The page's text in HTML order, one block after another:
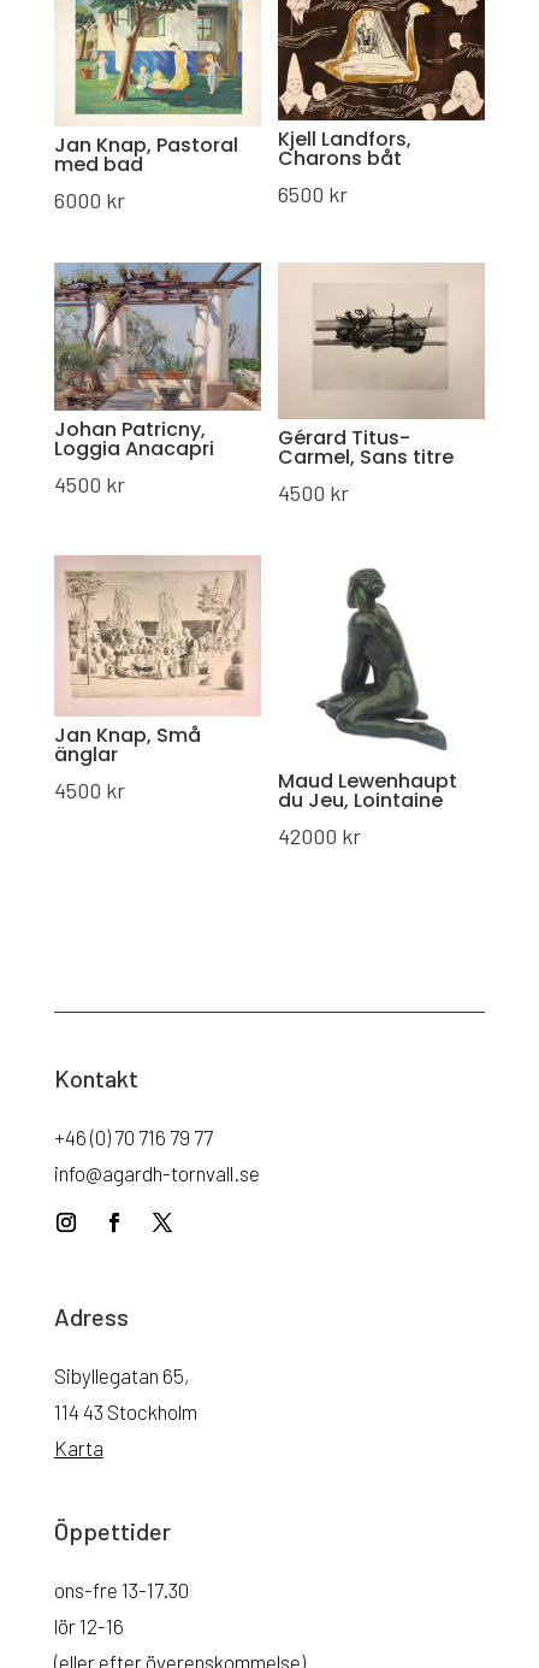
Jan Knap, Pastoral
med bad
6000 kr
Kjell Landfors,
Charons båt
6500 kr
Johan Patricny,
Loggia Anacapri
4500 kr
Gérard Titus-
Carmel, Sans titre
4500 kr
Jan Knap, Små
änglar
4500 kr Maud Lewenhaupt
du Jeu, Lointaine
42000 kr
Kontakt
+46 (0) 70 716 79 77
info@agardh-tornvall.se
Adress
Sibyllegatan 65,
114 43 Stockholm
Karta
Öppettider
ons-fre 13-17.30
lör 12-16
(eller efter överenskommelse)